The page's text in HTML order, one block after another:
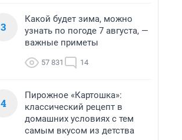
3
Какой будет зима, можно
узнать по погоде 7 августа, —
важные приметы
57 831 14
4
Пирожное «Картошка»:
классический рецепт в
домашних условиях с тем
самым вкусом из детства